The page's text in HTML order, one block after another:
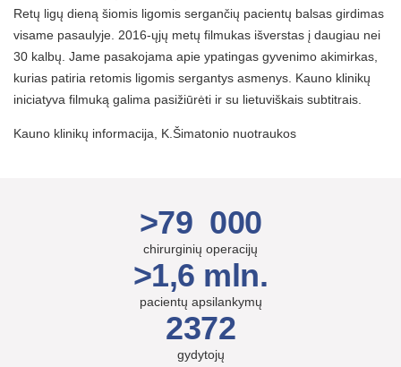
Retų ligų dieną šiomis ligomis sergančių pacientų balsas girdimas
visame pasaulyje. 2016-ųjų metų filmukas išverstas į daugiau nei
30 kalbų. Jame pasakojama apie ypatingas gyvenimo akimirkas,
kurias patiria retomis ligomis sergantys asmenys. Kauno klinikų
iniciatyva filmuką galima pasižiūrėti ir su lietuviškais subtitrais.
Kauno klinikų informacija, K.Šimatonio nuotraukos
>79 000
chirurginių operacijų
>1,6 mln.
pacientų apsilankymų
2372
gydytojų